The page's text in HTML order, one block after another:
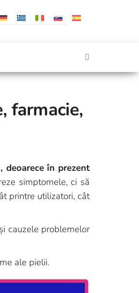
farmacie,
deoarece în prezent
simptomele, ci să
printre utilizatori, cât
cauzele problemelor
ale pielii.